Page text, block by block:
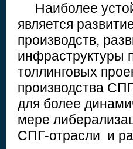
Наиболее
является
производств,
инфраструктуры
толлинговых
производства
для более
мере
СПГ-отрасли и